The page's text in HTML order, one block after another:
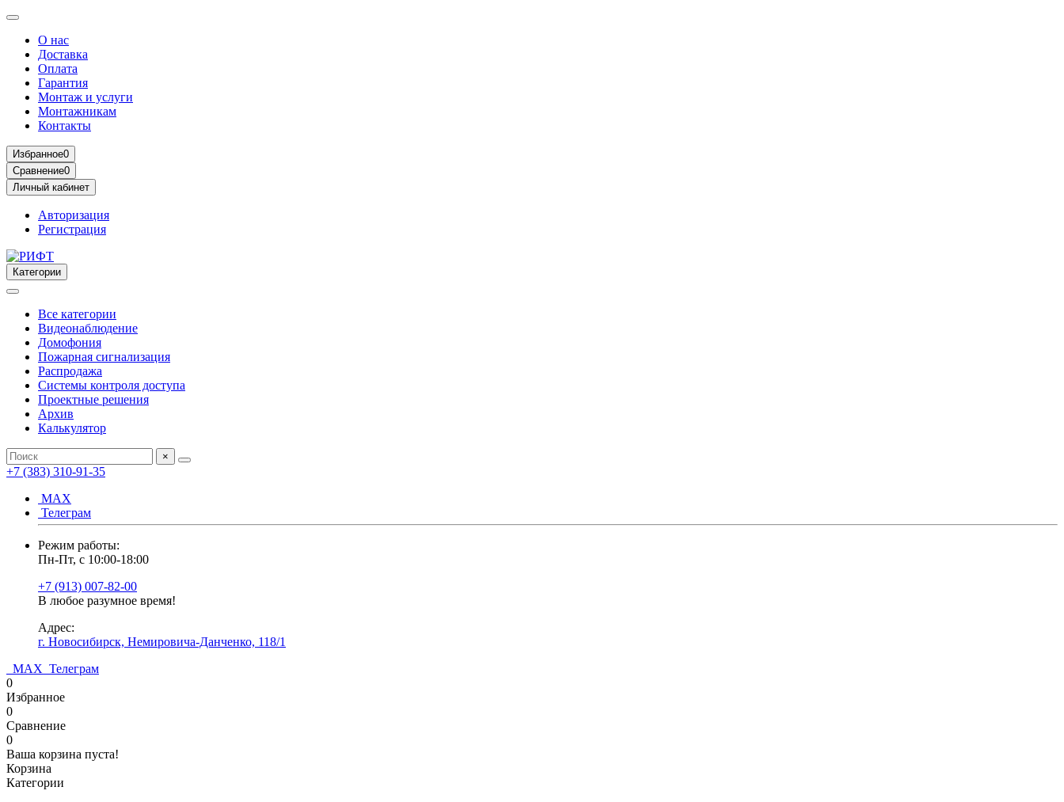
О нас
Доставка
Оплата
Гарантия
Монтаж и услуги
Монтажникам
Контакты
Избранное0
Сравнение0
Личный кабинет
Авторизация
Регистрация
Категории
Все категории
Видеонаблюдение
Домофония
Пожарная сигнализация
Распродажа
Системы контроля доступа
Проектные решения
Архив
Калькулятор
×
+7 (383) 310-91-35
МАХ
Телеграм
Режим работы:
Пн-Пт, с 10:00-18:00
+7 (913) 007-82-00
В любое разумное время!
Адрес:
г. Новосибирск, Немировича-Данченко, 118/1
МАХ Телеграм
0
Избранное
0
Сравнение
0
Ваша корзина пуста!
Корзина
Категории